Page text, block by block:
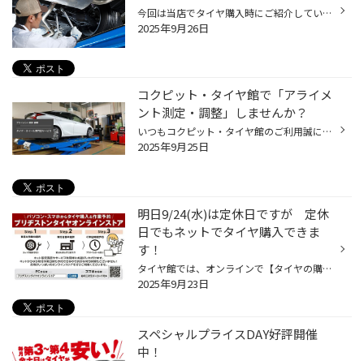
今回は当店でタイヤ購入時にご紹介しているアライメント調整についてお話します いきなり聞いたことが無いカタカナ言葉で拒否反応が出てしまっている方もいるかもしれませんが 出来るだけ難しい言葉は使わずにご説明しますので是非最後までご覧ください！ アライメントとは？ 突然ですが、皆さんは...
2025年9月26日
コクピット・タイヤ館で「アライメ
ント測定・調整」しませんか？
いつもコクピット・タイヤ館のご利用誠にありがとうございます。 皆さん、おクルマを運転していて、フラフラしてまっすぐ走らない、ハンドルがぶれる、 まっすぐ走っている時でもハンドルが左右どちらかに傾いている、 カーブで曲がりにくいなどの ご経験はございませんか？ その症状、おクルマの「...
2025年9月25日
明日9/24(水)は定休日ですが 定休
日でもネットでタイヤ購入できま
す！
タイヤ館では、オンラインで【タイヤの購入予約】と同時に、【取付け店舗の選択】だけでなく 【作業の日時】の予約まで済ませる事が可能です。 しかも、購入したタイヤは取付け予定の店舗に直送される為、予約した日時に店舗に向かえばOK！ オンライン限定モデルもございますので、是非ご利用下さい...
2025年9月23日
スペシャルプライスDAY好評開催
中！